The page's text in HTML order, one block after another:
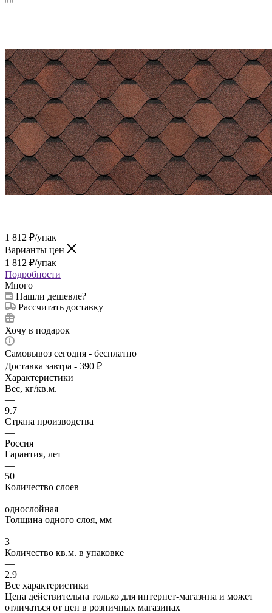
1 812 ₽/упак
Варианты цен
1 812 ₽/упак
Подробности
Много
Нашли дешевле?
Рассчитать доставку
Хочу в подарок
Самовывоз сегодня - бесплатно
Доставка завтра - 390 ₽
Характеристики
Вес, кг/кв.м.
—
9.7
Страна производства
—
Россия
Гарантия, лет
—
50
Количество слоев
—
однослойная
Толщина одного слоя, мм
—
3
Количество кв.м. в упаковке
—
2.9
Все характеристики
Цена действительна только для интернет-магазина и может
отличаться от цен в розничных магазинах